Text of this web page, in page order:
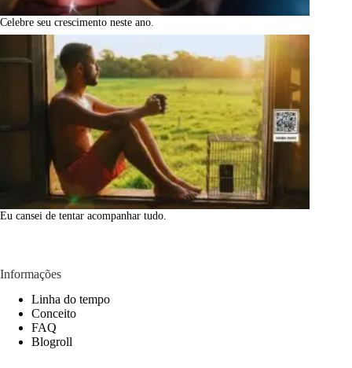
Celebre seu crescimento neste ano.
Eu cansei de tentar acompanhar tudo.
Informações
Linha do tempo
Conceito
FAQ
Blogroll